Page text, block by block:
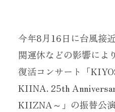
今年8月16日に台風接
関運休などの影響によ
復活コンサート「
KIINA. 25th
KIIZNA～」の振替公